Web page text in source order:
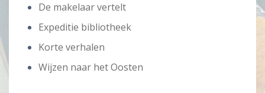
De makelaar vertelt
Expeditie bibliotheek
Korte verhalen
Wijzen naar het Oosten